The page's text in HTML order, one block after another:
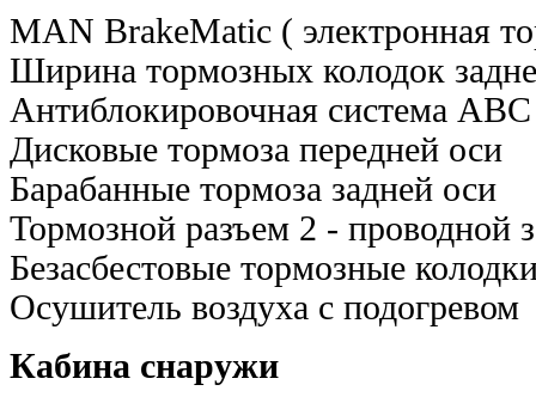
MAN BrakeMatic ( электронная
Ширина тормозных колодок
Антиблокировочная система ABC
Дисковые тормоза передней оси
Барабанные тормоза задней оси
Тормозной разъем 2 - проводной
Безасбестовые тормозные
Осушитель воздуха с подогревом
Кабина снаружи